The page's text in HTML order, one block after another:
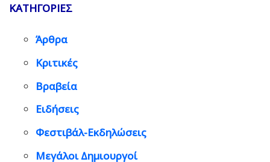
ΚΑΤΗΓΟΡΙΕΣ
Άρθρα
Κριτικές
Βραβεία
Ειδήσεις
Φεστιβάλ-Εκδηλώσεις
Μεγάλοι Δημιουργοί